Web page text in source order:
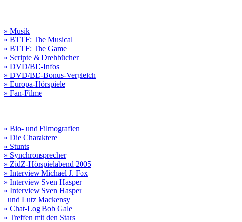
» Musik
» BTTF: The Musical
» BTTF: The Game
» Scripte & Drehbücher
» DVD/BD-Infos
» DVD/BD-Bonus-Vergleich
» Europa-Hörspiele
» Fan-Filme
» Bio- und Filmografien
» Die Charaktere
» Stunts
» Synchronsprecher
» ZidZ-Hörspielabend 2005
» Interview Michael J. Fox
» Interview Sven Hasper
» Interview Sven Hasper
und Lutz Mackensy
» Chat-Log Bob Gale
» Treffen mit den Stars